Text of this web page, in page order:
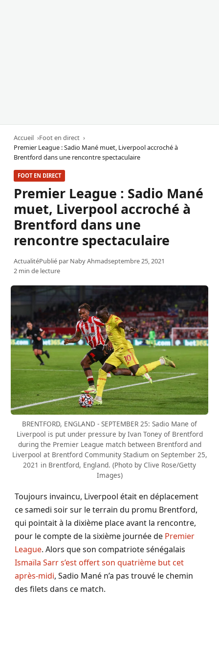
Accueil
Foot en direct
Premier League : Sadio Mané muet, Liverpool accroché à
Brentford dans une rencontre spectaculaire
FOOT EN DIRECT
Premier League : Sadio Mané
muet, Liverpool accroché à
Brentford dans une
rencontre spectaculaire
ActualitéPublié par Naby Ahmadseptembre 25, 2021
2 min de lecture
BRENTFORD, ENGLAND - SEPTEMBER 25: Sadio Mane of
Liverpool is put under pressure by Ivan Toney of Brentford
during the Premier League match between Brentford and
Liverpool at Brentford Community Stadium on September 25,
2021 in Brentford, England. (Photo by Clive Rose/Getty
Images)
Toujours invaincu, Liverpool était en déplacement
ce samedi soir sur le terrain du promu Brentford,
qui pointait à la dixième place avant la rencontre,
pour le compte de la sixième journée de Premier
League. Alors que son compatriote sénégalais
Ismaïla Sarr s’est offert son quatrième but cet
après-midi, Sadio Mané n’a pas trouvé le chemin
des filets dans ce match.